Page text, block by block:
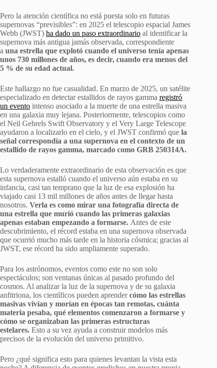
Pero la atención científica no está puesta solo en futuras
supernovas “previsibles”: en 2025 el telescopio espacial James
Webb (JWST) ha dado un paso extraordinario al identificar la
supernova más antigua jamás observada, correspondiente
a una estrella que explotó cuando el universo tenía apenas
unos 730 millones de años, es decir, cuando era menos del
5 % de su edad actual.
Este hallazgo no fue casualidad. En marzo de 2025, un satélite
especializado en detectar estallidos de rayos gamma registró
un evento intenso asociado a la muerte de una estrella masiva
en una galaxia muy lejana. Posteriormente, telescopios como
el Neil Gehrels Swift Observatory y el Very Large Telescope
ayudaron a localizarlo en el cielo, y el JWST confirmó que la
señal correspondía a una supernova en el contexto de un
estallido de rayos gamma, marcado como GRB 250314A.
Lo verdaderamente extraordinario de esta observación es que
esta supernova estalló cuando el universo aún estaba en su
infancia, casi tan temprano que la luz de esa explosión ha
viajado casi 13 mil millones de años antes de llegar hasta
nosotros. Verla es como mirar una fotografía directa de
una estrella que murió cuando las primeras galaxias
apenas estaban empezando a formarse. Antes de este
descubrimiento, el récord estaba en una supernova observada
que ocurrió mucho más tarde en la historia cósmica; gracias al
JWST, ese récord ha sido ampliamente superado.
Para los astrónomos, eventos como este no son solo
espectáculos; son ventanas únicas al pasado profundo del
cosmos. Al analizar la luz de la supernova y de su galaxia
anfitriona, los científicos pueden aprendercómo las estrellas
masivas vivían y morían en épocas tan remotas, cuánta
materia pesaba, qué elementos comenzaron a formarse y
cómo se organizaban las primeras estructuras
estelares. Esto a su vez ayuda a construir modelos más
precisos de la evolución del universo primitivo.
Pero ¿qué significa esto para quienes levantan la vista esta